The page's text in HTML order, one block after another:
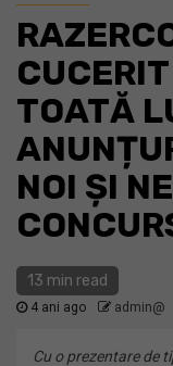
TOATĂ
NOI ȘI
13 min read
4 ani ago admin@
Cu o prezentare de